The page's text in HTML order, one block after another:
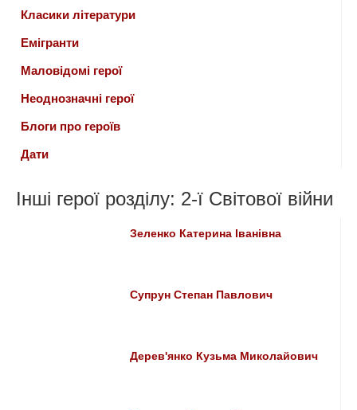
Класики літератури
Емігранти
Маловідомі герої
Неоднозначні герої
Блоги про героїв
Дати
Інші герої розділу: 2-ї Світової війни
Зеленко Катерина Іванівна
Супрун Степан Павлович
Дерев'янко Кузьма Миколайович